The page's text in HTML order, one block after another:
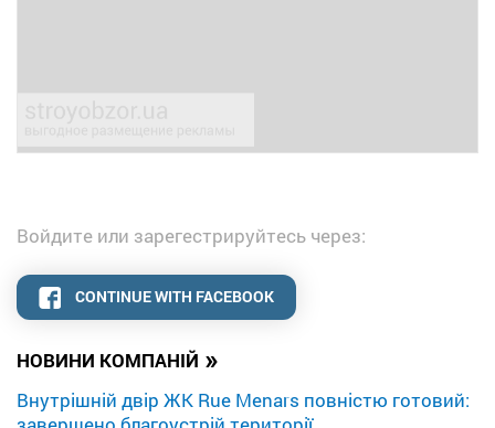
НОВИНИ КОМПАНІЙ »
Внутрішній двір ЖК Rue Menars повністю готовий:
Войдите или зарегестрируйтесь через:
CONTINUE WITH FACEBOOK